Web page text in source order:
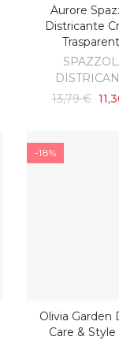
AGGIUNGI AL
Aurore
Districante
13,79 €
-18%
AGGIUNGI AL
Olivia Garden
Care &